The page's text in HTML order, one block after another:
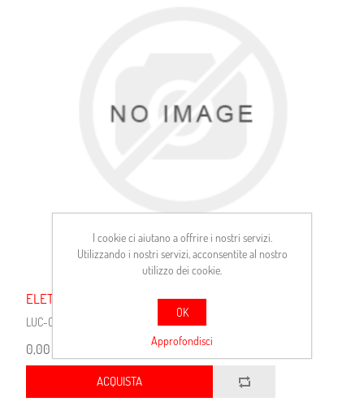
ELETTROVENTOLA
LUC-CEF74059AS
0,00 €
ACQUISTA
I cookie ci aiutano a offrire i nostri servizi.
Utilizzando i nostri servizi, acconsentite al nostro
utilizzo dei cookie.
OK
Approfondisci